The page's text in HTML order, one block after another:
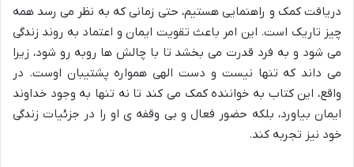
دریافت کمک و راهنمایی هستیم، حتی زمانی که به نظر می رسد همه
چیز تاریک است. این امر باعث تقویت ایمان و اعتماد به روند زندگی
می شود و به فرد قدرت می بخشد تا با چالش ها روبه رو شود، زیرا
می داند که تنها نیست و دست الهی همواره پشتیبان اوست. در
واقع، این کتاب به خواننده کمک می کند تا نه تنها به وجود خداوند
ایمان بیاورد، بلکه حضور فعال و بی وقفه ی او را در جزئیات زندگی
خود نیز تجربه کند.